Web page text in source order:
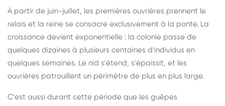
À partir de juin-juillet, les premières ouvrières prennent le
relais et la reine se consacre exclusivement à la ponte. La
croissance devient exponentielle : la colonie passe de
quelques dizaines à plusieurs centaines d'individus en
quelques semaines. Le nid s'étend, s'épaissit, et les
ouvrières patrouillent un périmètre de plus en plus large.
C'est aussi durant cette période que les guêpes